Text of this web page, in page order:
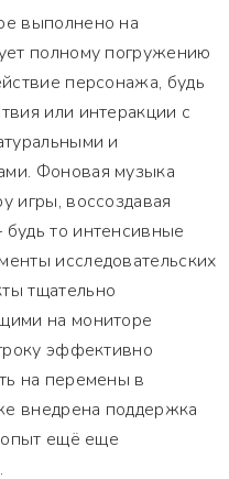
выполнено на
полному погружению
персонажа, будь
или интеракции с
и
Фоновая музыка
игры, воссоздавая
то интенсивные
исследовательских
тщательно
на мониторе
эффективно
на перемены в
внедрена поддержка
опыт ещё еще